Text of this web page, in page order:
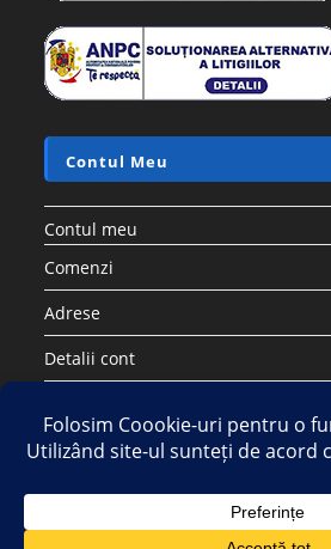
Contul Meu
Contul meu
Comenzi
Adrese
Detalii cont
Copyright 2026 - Strategic